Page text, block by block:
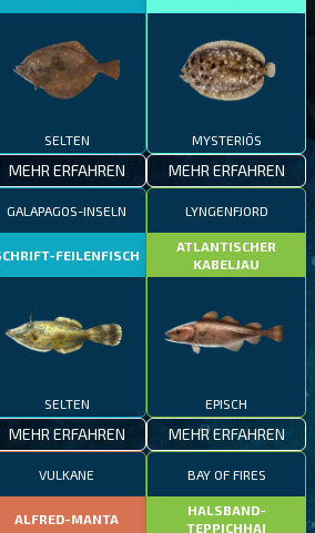
SELTEN
MEHR ERFAHREN
MYSTERIÖS
MEHR ERFAHREN
GALAPAGOS-INSELN
FEILENFISCH
SELTEN
MEHR ERFAHREN
LYNGENFJORD
ATLANTISCHER
KABELJAU
EPISCH
MEHR ERFAHREN
VULKANE
ALFRED-MANTA
BAY OF FIRES
HALSBAND-
TEPPICHHAI